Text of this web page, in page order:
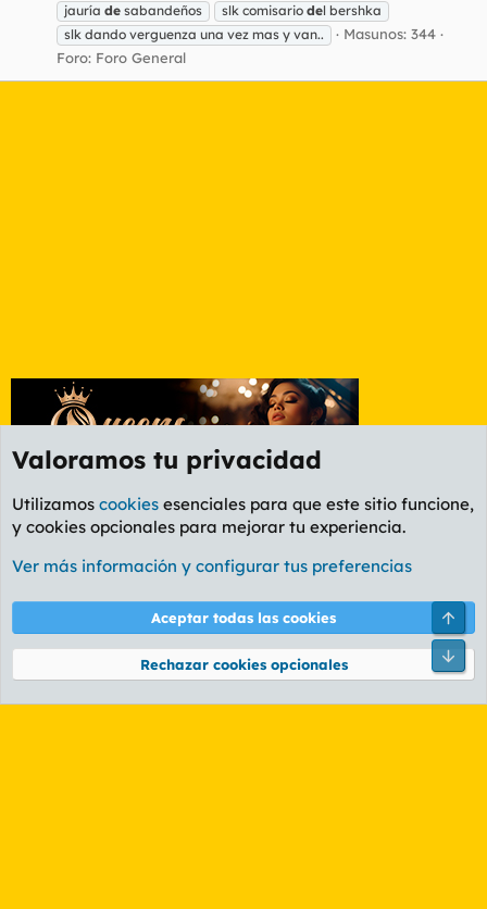
jauría de sabandeños slk comisario del bershka
slk dando verguenza una vez mas y van..
Masunos: 344
Foro: Foro General
Etiquetas
Cookies
PL OLDSTYLE AMARILLO
Términos y reglas Política de privacidad Ayuda
Community platform by XenForo® © 2010-2026 XenForo Ltd.
Valoramos tu privacidad
Utilizamos cookies esenciales para que este sitio funcione,
y cookies opcionales para mejorar tu experiencia.
Ver más información y configurar tus preferencias
Aceptar todas las cookies
Rechazar cookies opcionales
Pie